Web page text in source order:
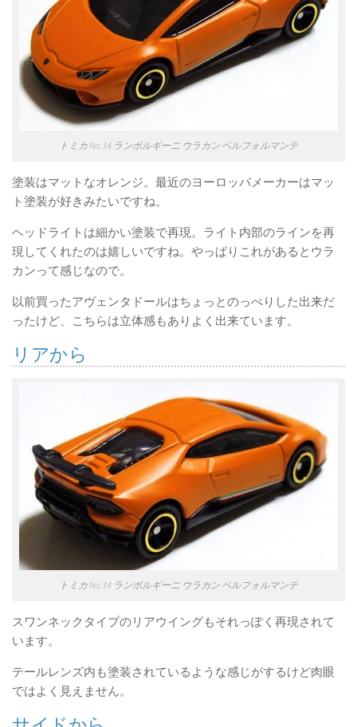
トミカ No.34 ランボルギーニ ウラカン ペルフォルマンテ
塗装はマットなオレンジ。最近のヨーロッパメーカーはマッ
ト塗装が好きみたいですね。
ヘッドライトは細かい塗装で再現。ライト内部のラインを再
現してくれたのは嬉しいですね。やっぱりこれがあるとウラ
カンって感じなので。
以前買ったアヴェンタドールはちょっとのっぺりした出来だ
ったけど、こちらは立体感もありよく出来ています。
リアから
トミカ No.34 ランボルギーニ ウラカン ペルフォルマンテ
スワンネックタイプのリアウイングもそれっぽく再現されて
います。
テールレンズ内も塗装されているような感じがするけど肉眼
ではよく見えません。